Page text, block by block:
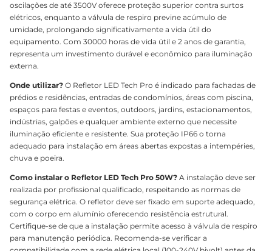
oscilações de até 3500V oferece proteção superior contra surtos
elétricos, enquanto a válvula de respiro previne acúmulo de
umidade, prolongando significativamente a vida útil do
equipamento. Com 30000 horas de vida útil e 2 anos de garantia,
representa um investimento durável e econômico para iluminação
externa.
Onde utilizar? O Refletor LED Tech Pro é indicado para fachadas de
prédios e residências, entradas de condomínios, áreas com piscina,
espaços para festas e eventos, outdoors, jardins, estacionamentos,
indústrias, galpões e qualquer ambiente externo que necessite
iluminação eficiente e resistente. Sua proteção IP66 o torna
adequado para instalação em áreas abertas expostas a intempéries,
chuva e poeira.
Como instalar o Refletor LED Tech Pro 50W? A instalação deve ser
realizada por profissional qualificado, respeitando as normas de
segurança elétrica. O refletor deve ser fixado em suporte adequado,
com o corpo em alumínio oferecendo resistência estrutural.
Certifique-se de que a instalação permite acesso à válvula de respiro
para manutenção periódica. Recomenda-se verificar a